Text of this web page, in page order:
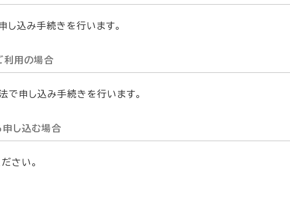
し込み手続きを行います。
利用の場合
で申し込み手続きを行います。
申し込む場合
さい。